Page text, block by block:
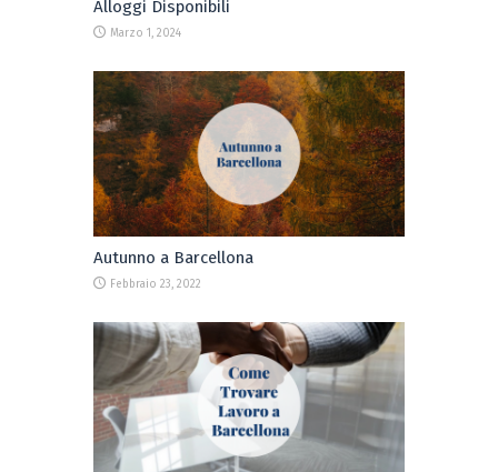
Alloggi Disponibili
Marzo 1, 2024
Autunno a Barcellona
Febbraio 23, 2022